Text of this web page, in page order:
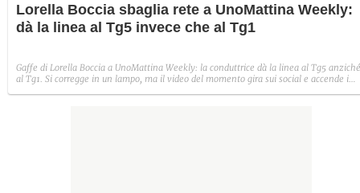
Lorella Boccia sbaglia rete a UnoMattina Weekly:
dà la linea al Tg5 invece che al Tg1
Gaffe di Lorella Boccia a UnoMattina Weekly: la conduttrice dà la linea al Tg5 anziché
al Tg1. Si corregge in un lampo, ma il video del momento gira sui social e accende i